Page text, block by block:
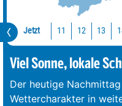
Jetzt 11 12 13
Viel Sonne, lokale
Der heutige
Wettercharakter in